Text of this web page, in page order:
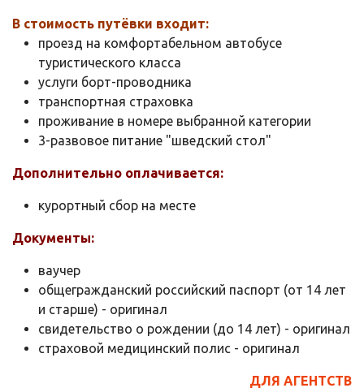
В стоимость путёвки входит:
проезд на комфортабельном автобусе
туристического класса
услуги борт-проводника
транспортная страховка
проживание в номере выбранной категории
3-развовое питание "шведский стол"
Дополнительно оплачивается:
курортный сбор на месте
Документы:
ваучер
общегражданский российский паспорт (от 14 лет
и старше) - оригинал
свидетельство о рождении (до 14 лет) - оригинал
страховой медицинский полис - оригинал
ДЛЯ АГЕНТСТВ